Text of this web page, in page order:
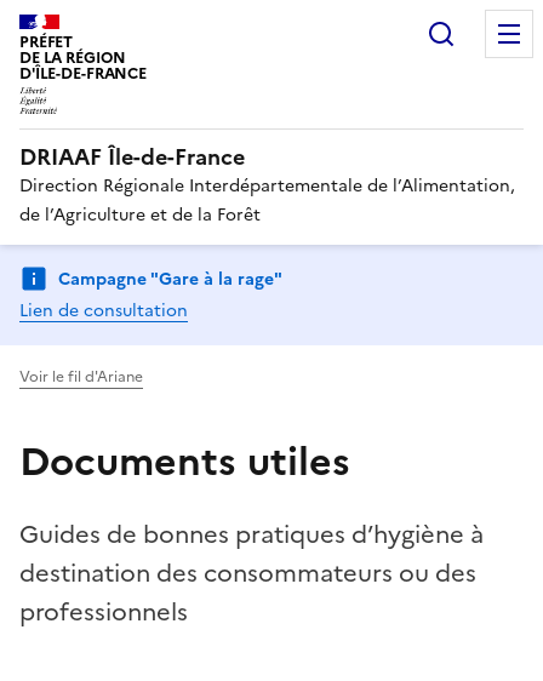
PRÉFET
DE LA RÉGION
D'ÎLE-DE-FRANCE
DRIAAF Île-de-France
Direction Régionale Interdépartementale de l’Alimentation,
de l’Agriculture et de la Forêt
Campagne "Gare à la rage"
Lien de consultation
Voir le fil d'Ariane
Documents utiles
Guides de bonnes pratiques d’hygiène à
destination des consommateurs ou des
professionnels